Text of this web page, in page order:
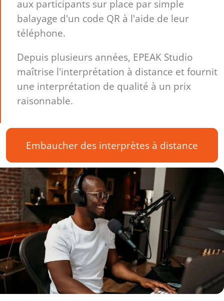
aux participants sur place par simple
balayage d'un code QR à l'aide de leur
téléphone.
Depuis plusieurs années, EPEAK Studio
maîtrise l'interprétation à distance et fournit
une interprétation de qualité à un prix
raisonnable.
Embaucher des interprètes à distance